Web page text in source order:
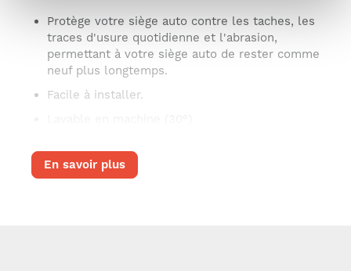
Protège votre siège auto contre les taches, les
traces d'usure quotidienne et l'abrasion,
permettant à votre siège auto de rester comme
neuf plus longtemps.
Facile à installer.
En savoir plus